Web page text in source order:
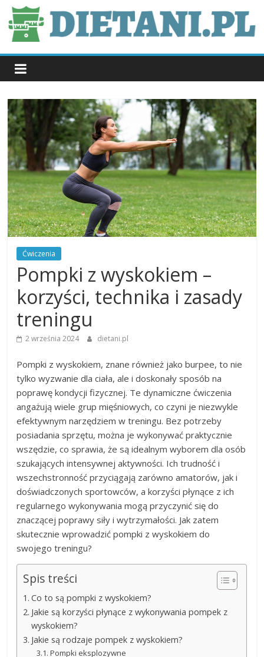
Skip
to
content
dietani.pl
Ćwiczenia
Pompki z wyskokiem –
korzyści, technika i zasady
treningu
2 września 2024 dietani.pl
Pompki z wyskokiem, znane również jako burpee, to nie
tylko wyzwanie dla ciała, ale i doskonały sposób na
poprawę kondycji fizycznej. Te dynamiczne ćwiczenia
angażują wiele grup mięśniowych, co czyni je niezwykle
efektywnym narzędziem w treningu. Bez potrzeby
posiadania sprzętu, można je wykonywać praktycznie
wszędzie, co sprawia, że są idealnym wyborem dla osób
szukających intensywnej aktywności. Ich trudność i
wszechstronność przyciągają zarówno amatorów, jak i
doświadczonych sportowców, a korzyści płynące z ich
regularnego wykonywania mogą przyczynić się do
znaczącej poprawy siły i wytrzymałości. Jak zatem
skutecznie wprowadzić pompki z wyskokiem do
swojego treningu?
Spis treści
Co to są pompki z wyskokiem?
Jakie są korzyści płynące z wykonywania pompek z
wyskokiem?
Jakie są rodzaje pompek z wyskokiem?
Pompki eksplozywne